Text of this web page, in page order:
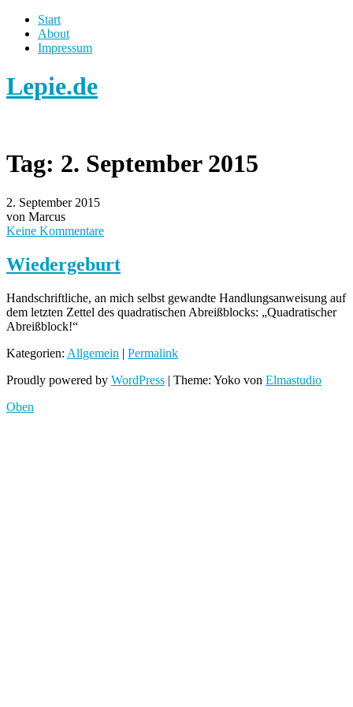
Start
About
Impressum
Lepie.de
Tag: 2. September 2015
2. September 2015
von Marcus
Keine Kommentare
Wiedergeburt
Handschriftliche, an mich selbst gewandte Handlungsanweisung auf
dem letzten Zettel des quadratischen Abreißblocks: „Quadratischer
Abreißblock!“
Kategorien: Allgemein | Permalink
Proudly powered by WordPress | Theme: Yoko von Elmastudio
Oben